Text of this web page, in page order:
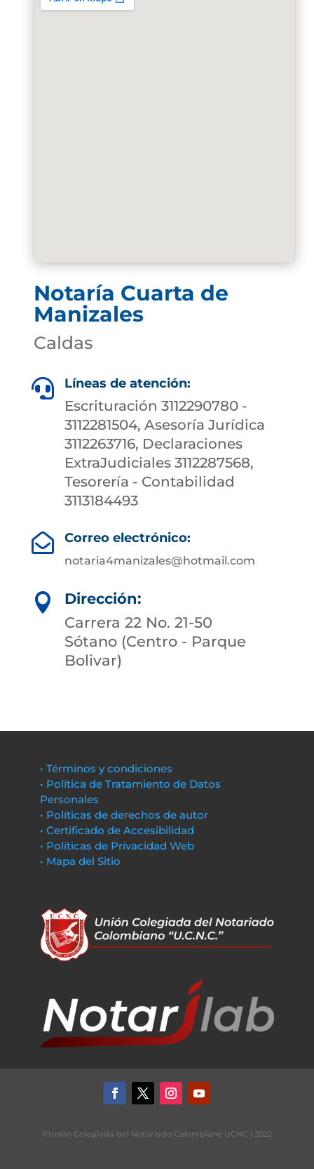
Notaría Cuarta de
Manizales
Caldas
 Líneas de atención:
Escrituración 3112290780 -
3112281504, Asesoría Jurídica
3112263716, Declaraciones
ExtraJudiciales 3112287568,
Tesorería - Contabilidad
3113184493
 Correo electrónico:
notaria4manizales@hotmail.com

Dirección:
Carrera 22 No. 21-50
Sótano (Centro - Parque
Bolivar)
• Términos y condiciones
• Política de Tratamiento de Datos
Personales
• Políticas de derechos de autor
• Certificado de Accesibilidad
• Políticas de Privacidad Web
• Mapa del Sitio
©Unión Colegiada del Notariado Colombiano UCNC | 2022